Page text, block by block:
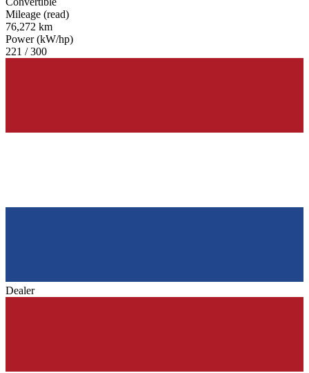
Mileage (read)
76,272 km
Power (kW/hp)
221 / 300
Dealer